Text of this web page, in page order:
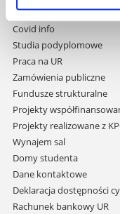
przejdź
do
treści
Wydawnictwo
Covid info
Studia podyplomowe
Praca na UR
Zamówienia publiczne
Fundusze strukturalne
Projekty
Projekty realizowane z
Wynajem sal
Domy studenta
Dane kontaktowe
Deklaracja dostępności
Rachunek bankowy UR